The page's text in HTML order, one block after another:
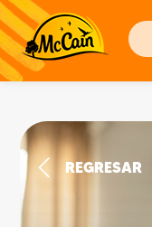
REGRESAR